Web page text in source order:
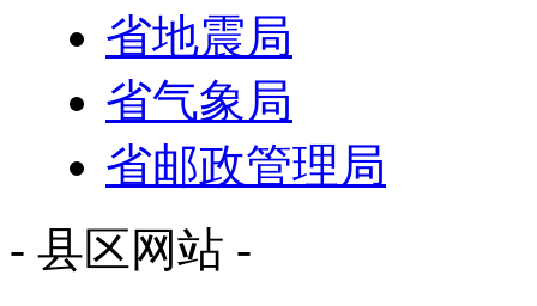
省地震局
省气象局
省邮政管理局
- 县区网站 -